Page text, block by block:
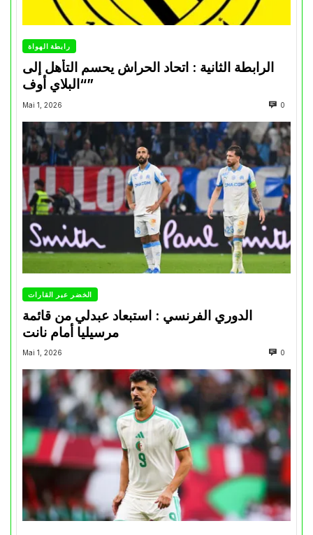
رابطة الهواة
الرابطة الثانية : اتحاد الحراش يحسم التأهل إلى
“البلاي أوف”
Mai 1, 2026 0
الخضر عبر القارات
الدوري الفرنسي : استبعاد عبدلي من قائمة
مرسيليا أمام نانت
Mai 1, 2026 0